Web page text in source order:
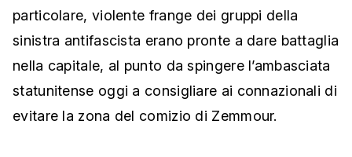
particolare, violente frange dei gruppi della
sinistra antifascista erano pronte a dare battaglia
nella capitale, al punto da spingere l’ambasciata
statunitense oggi a consigliare ai connazionali di
evitare la zona del comizio di Zemmour.